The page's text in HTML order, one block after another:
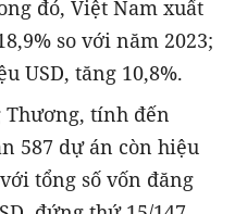
đó, Việt Nam xuất
so với năm 2023;
USD, tăng 10,8%.
Thương, tính đến
587 dự án còn hiệu
tổng số vốn đăng